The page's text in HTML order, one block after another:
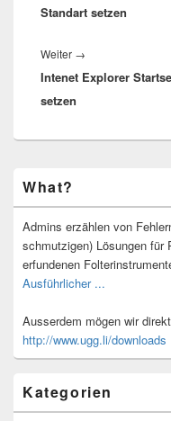
Standart setzen
Weiter →
Beitrag:
Intenet Explorer
setzen
Seitenleisten-
Widgetbereich
What?
Admins erzählen von
schmutzigen) Lösungen für
erfundenen
Ausführlicher ...
Ausserdem mögen wir
http://www.ugg.li/downloads
Kategorien